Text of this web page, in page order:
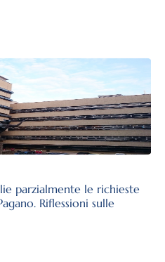
parzialmente le richieste
Riflessioni sulle